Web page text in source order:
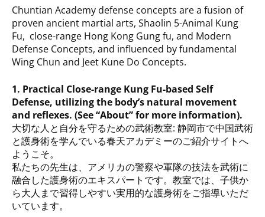
Chuntian Academy defense concepts are a fusion of
proven ancient martial arts, Shaolin 5-Animal Kung
Fu, close-range Hong Kong Gung fu, and Modern
Defense Concepts, and influenced by fundamental
Wing Chun and Jeet Kune Do Concepts.
1. Practical Close-range Kung Fu-based Self
Defense, utilizing the body’s natural movement
and reflexes. (See “About” for more information).
大切な人と自分を守るための武術教室: 静岡市で中国武術
と護身術を学んでいる春天アカデミーのご紹介サイトへ
ようこそ。
私たちの先生は、アメリカの警察や軍隊の技法を武術に
融合した護身術のエキスパートです。教室では、子供か
ら大人まで習得しやすい実用的な護身術をご指導いただ
いています。